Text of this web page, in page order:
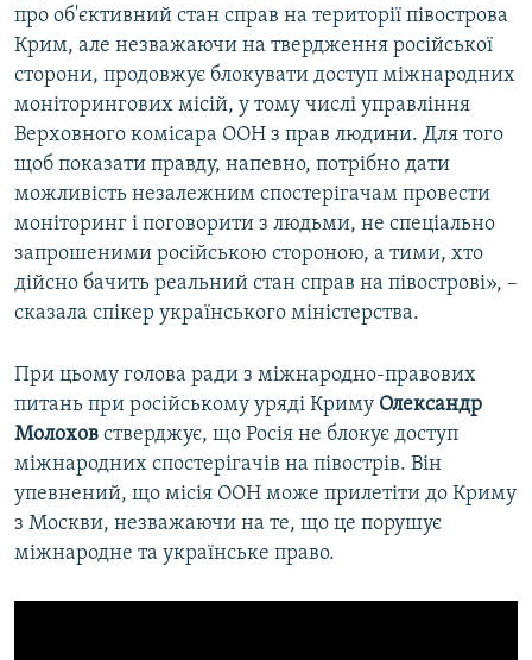
про об'єктивний стан справ на території півострова
Крим, але незважаючи на твердження російської
сторони, продовжує блокувати доступ міжнародних
моніторингових місій, у тому числі управління
Верховного комісара ООН з прав людини. Для того
щоб показати правду, напевно, потрібно дати
можливість незалежним спостерігачам провести
моніторинг і поговорити з людьми, не спеціально
запрошеними російською стороною, а тими, хто
дійсно бачить реальний стан справ на півострові», –
сказала спікер українського міністерства.
При цьому голова ради з міжнародно-правових
питань при російському уряді Криму Олександр
Молохов стверджує, що Росія не блокує доступ
міжнародних спостерігачів на півострів. Він
упевнений, що місія ООН може прилетіти до Криму
з Москви, незважаючи на те, що це порушує
міжнародне та українське право.